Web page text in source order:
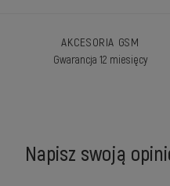
AKCESORIA GSM
Gwarancja 12 miesięcy
Napisz swoją